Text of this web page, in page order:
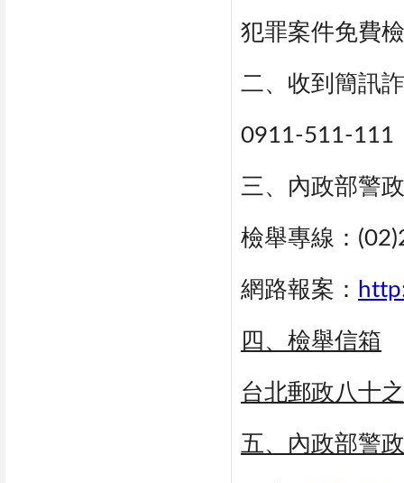
犯罪案件免費
二、收到簡訊
0911-511-111
三、內政部警
檢舉專線：
網路報案：
四、檢舉信箱
台北郵政八十
五、內政部警